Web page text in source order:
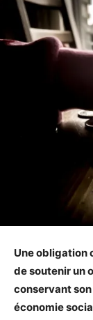
Une obligation
de soutenir un
conservant
économie